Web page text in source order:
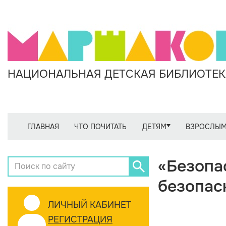
НАЦИОНАЛЬНАЯ ДЕТСКАЯ
ГЛАВНАЯ ЧТО ПОЧИТАТЬ ДЕТЯМ
ЛИЧНЫЙ КАБИНЕТ
РЕГИСТРАЦИЯ